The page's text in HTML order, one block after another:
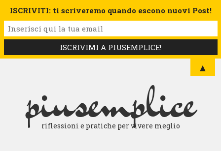
piusemplice
riflessioni e pratiche per vivere meglio
ISCRIVITI: ti scriveremo quando escono nuovi Post!
▲